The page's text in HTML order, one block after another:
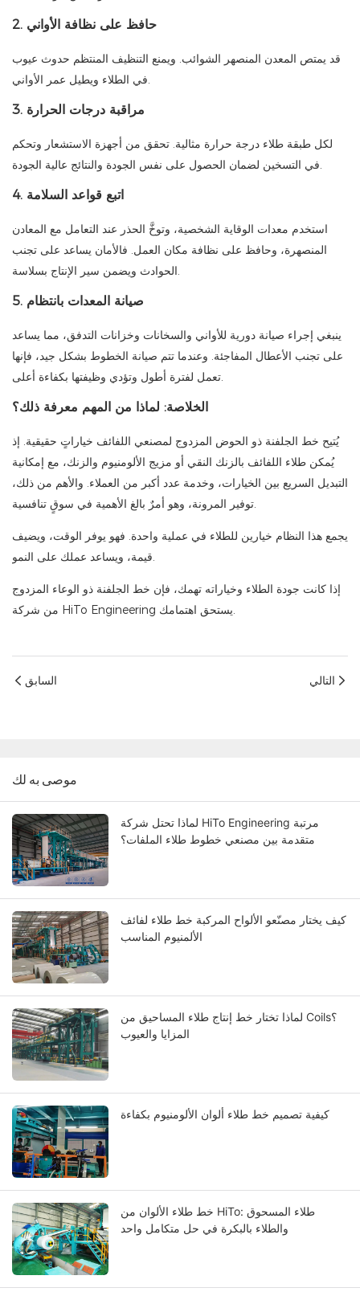
2. حافظ على نظافة الأواني
قد يمتص المعدن المنصهر الشوائب. ويمنع التنظيف المنتظم حدوث عيوب
في الطلاء ويطيل عمر الأواني.
3. مراقبة درجات الحرارة
لكل طبقة طلاء درجة حرارة مثالية. تحقق من أجهزة الاستشعار وتحكم
في التسخين لضمان الحصول على نفس الجودة والنتائج عالية الجودة.
4. اتبع قواعد السلامة
استخدم معدات الوقاية الشخصية، وتوخَّ الحذر عند التعامل مع المعادن
المنصهرة، وحافظ على نظافة مكان العمل. فالأمان يساعد على تجنب
الحوادث ويضمن سير الإنتاج بسلاسة.
5. صيانة المعدات بانتظام
ينبغي إجراء صيانة دورية للأواني والسخانات وخزانات التدفق، مما يساعد
على تجنب الأعطال المفاجئة. وعندما تتم صيانة الخطوط بشكل جيد، فإنها
تعمل لفترة أطول وتؤدي وظيفتها بكفاءة أعلى.
الخلاصة: لماذا من المهم معرفة ذلك؟
يُتيح خط الجلفنة ذو الحوض المزدوج لمصنعي اللفائف خياراتٍ حقيقية. إذ
يُمكن طلاء اللفائف بالزنك النقي أو مزيج الألومنيوم والزنك، مع إمكانية
التبديل السريع بين الخيارات، وخدمة عدد أكبر من العملاء. والأهم من ذلك،
توفير المرونة، وهو أمرٌ بالغ الأهمية في سوقٍ تنافسية.
يجمع هذا النظام خيارين للطلاء في عملية واحدة. فهو يوفر الوقت، ويضيف
قيمة، ويساعد عملك على النمو.
إذا كانت جودة الطلاء وخياراته تهمك، فإن خط الجلفنة ذو الوعاء المزدوج
من شركة HiTo Engineering
يستحق اهتمامك.
السابق التالي
موصى به لك
لماذا تحتل شركة HiTo Engineering مرتبة
متقدمة بين مصنعي خطوط طلاء الملفات؟
كيف يختار مصنّعو الألواح المركبة خط طلاء لفائف
الألمنيوم المناسب
لماذا تختار خط إنتاج طلاء المساحيق من Coils؟
المزايا والعيوب
كيفية تصميم خط طلاء ألوان الألومنيوم بكفاءة
خط طلاء الألوان من HiTo: طلاء المسحوق
والطلاء بالبكرة في حل متكامل واحد